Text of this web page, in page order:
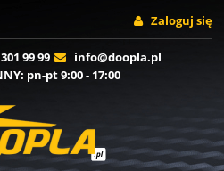
Zaloguj się
99 99
info@doopla.pl
: pn-pt 9:00 - 17:00